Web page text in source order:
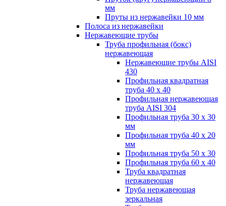
мм
Пруты из нержавейки 10 мм
Полоса из нержавейки
Нержавеющие трубы
Труба профильная (бокс)
нержавеющая
Нержавеющие трубы AISI
430
Профильная квадратная
труба 40 х 40
Профильная нержавеющая
труба AISI 304
Профильная труба 30 х 30
мм
Профильная труба 40 х 20
мм
Профильная труба 50 х 30
Профильная труба 60 х 40
Труба квадратная
нержавеющая
Труба нержавеющая
зеркальная